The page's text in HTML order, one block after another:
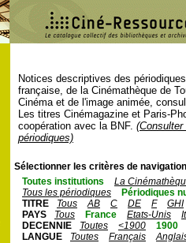
Notices descriptives des
française, de la Cinémathèque de
Cinéma et de l'image animée,
Les titres Cinémagazine et Paris-
coopération avec la BNF.
périodiques)
Sélectionner les critères de
Toutes institutions
La
Tous les périodiques
Périodiques
TITRE
Tous AB C DE F
GHI
PAYS
Tous France Etats-Unis
DECENNIE
Toutes <1900
1900
LANGUE
Toutes Français